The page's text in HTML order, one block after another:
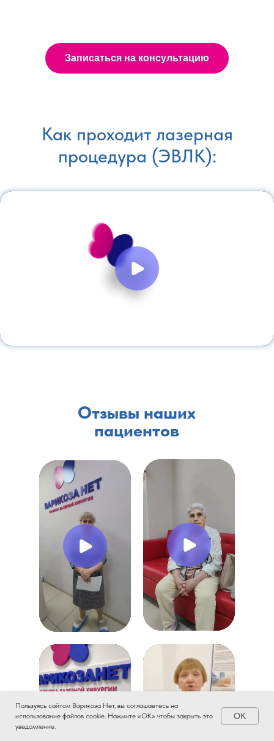
Записаться на консультацию
Как проходит лазерная
процедура (ЭВЛК):
Отзывы наших
пациентов
Пользуясь сайтом Варикоза Нет, вы соглашаетесь на
использование файлов cookie. Нажмите «ОК» чтобы закрыть это
уведомление.
OK